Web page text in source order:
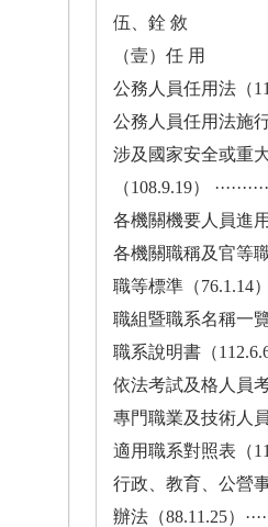
伍、銓 敘
（壹）任 用
公務人員任用法（
公務人員任用法施行細
涉及國家安全或重
（108.9.19）
各機關機要人員進用辦
各機關職稱及官等職
職等標準（76.1.14）
職組暨職系名稱一覽表
職系說明書（112.6.6）
依法考試及格人員
專門職業及技術人
適用職系對照表（
行政、教育、公營
辦法（88.11.25）